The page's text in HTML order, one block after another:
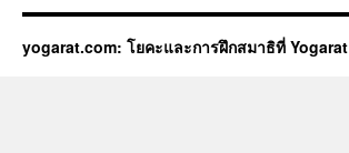
yogarat.com: โยคะและการฝึกสมาธิที่ Yogarat